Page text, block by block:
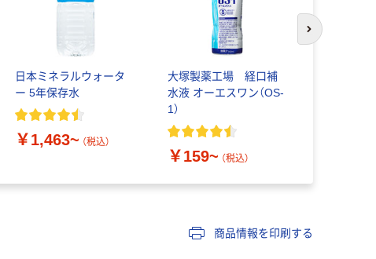
日本ミネラルウォータ
ー 5年保存水
￥1,463~ （税込）
大塚製薬工場 経口補
水液 オーエスワン（OS-
1）
￥159~ （税込）
次のスライド
商品情報を印刷する